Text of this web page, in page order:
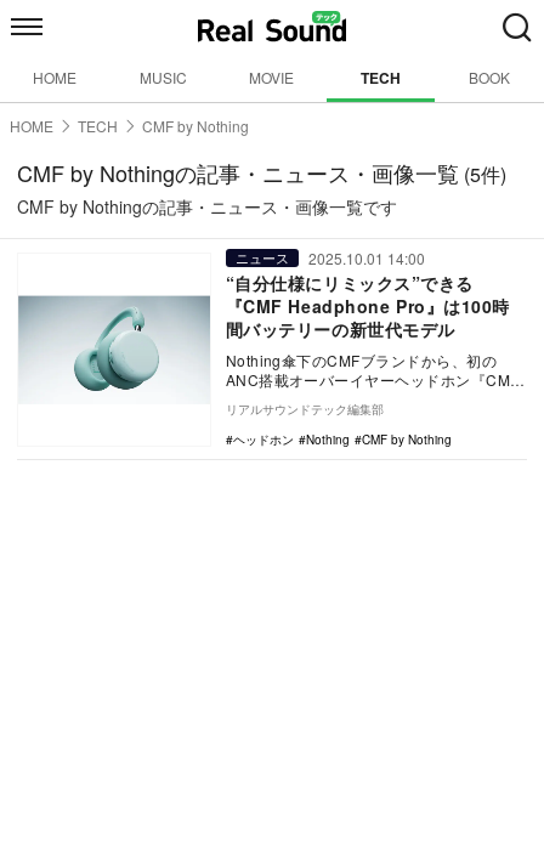
HOME MUSIC MOVIE TECH BOOK
HOME TECH CMF by Nothing
CMF by Nothingの記事・ニュース・画像一覧 (5件)
CMF by Nothingの記事・ニュース・画像一覧です
ニュース 2025.10.01 14:00
“自分仕様にリミックス”できる
『CMF Headphone Pro』は100時
間バッテリーの新世代モデル
Nothing傘下のCMFブランドから、初の
ANC搭載オーバーイヤーヘッドホン『CMF
Headphone Pro』が登場した。…
リアルサウンドテック編集部
ヘッドホン
Nothing CMF by Nothing